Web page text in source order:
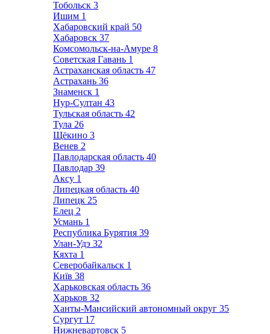
Тобольск 3
Ишим 1
Хабаровский край 50
Хабаровск 37
Комсомольск-на-Амуре 8
Советская Гавань 1
Астраханская область 47
Астрахань 36
Знаменск 1
Нур-Султан 43
Тульская область 42
Тула 26
Щёкино 3
Венев 2
Павлодарская область 40
Павлодар 39
Аксу 1
Липецкая область 40
Липецк 25
Елец 2
Усмань 1
Республика Бурятия 39
Улан-Удэ 32
Кяхта 1
Северобайкальск 1
Київ 38
Харьковская область 36
Харьков 32
Ханты-Мансийский автономный округ 35
Сургут 17
Нижневартовск 5